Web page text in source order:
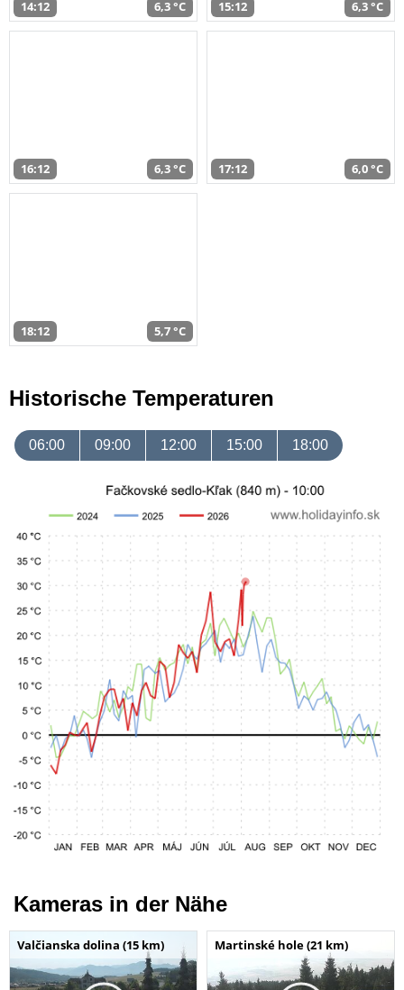
14:12 6,3 °C 15:12 6,3 °C
16:12 6,3 °C 17:12 6,0 °C
18:12 5,7 °C
Historische Temperaturen
06:00 09:00 12:00 15:00 18:00
Kameras in der Nähe
Valčianska dolina (15 km) Martinské hole (21 km)